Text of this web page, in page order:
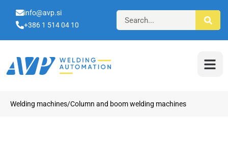
info@avp.si
+386 1 514 04 10
Welding machines/Column and boom welding machines